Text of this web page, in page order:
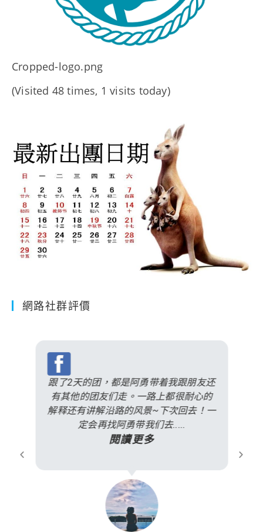
Cropped-logo.png
(Visited 48 times, 1 visits today)
網路社群評價
跟了2天的团，都是阿勇带着我跟朋友还
有其他的团友们走。一路上都很耐心的
解释还有讲解沿路的风景~下次回去！一
定会再找阿勇带我们去.....
閱讀更多